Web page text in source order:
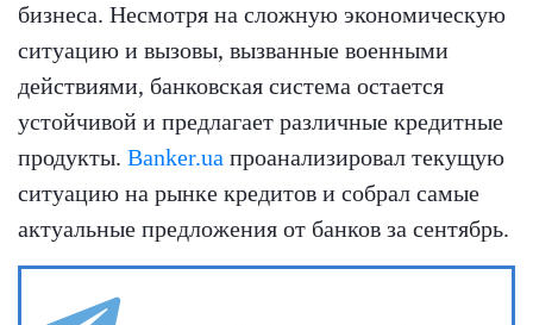
бизнеса. Несмотря на сложную экономическую
ситуацию и вызовы, вызванные военными
действиями, банковская система остается
устойчивой и предлагает различные кредитные
продукты. Banker.ua проанализировал текущую
ситуацию на рынке кредитов и собрал самые
актуальные предложения от банков за сентябрь.